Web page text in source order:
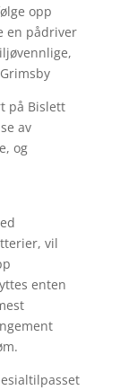
opp
en pådriver
på Bislett
av
og
vil
enten